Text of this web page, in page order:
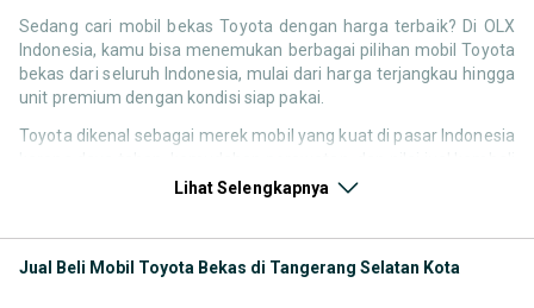
Sedang cari mobil bekas Toyota dengan harga terbaik? Di OLX
Indonesia, kamu bisa menemukan berbagai pilihan mobil Toyota
bekas dari seluruh Indonesia, mulai dari harga terjangkau hingga
unit premium dengan kondisi siap pakai.
Toyota dikenal sebagai merek mobil yang kuat di pasar Indonesia
yang stabil. Itu sebabnya pencarian seperti
Melalui halaman ini, kamu bisa langsung membandingkan
Lihat Selengkapnya
Jual Beli Mobil Toyota Bekas di Tangerang Selatan Kota